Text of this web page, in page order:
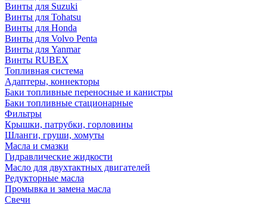
Винты для Suzuki
Винты для Tohatsu
Винты для Honda
Винты для Volvo Penta
Винты для Yanmar
Винты RUBEX
Топливная система
Адаптеры, коннекторы
Баки топливные переносные и канистры
Баки топливные стационарные
Фильтры
Крышки, патрубки, горловины
Шланги, груши, хомуты
Масла и смазки
Гидравлические жидкости
Масло для двухтактных двигателей
Редукторные масла
Промывка и замена масла
Свечи